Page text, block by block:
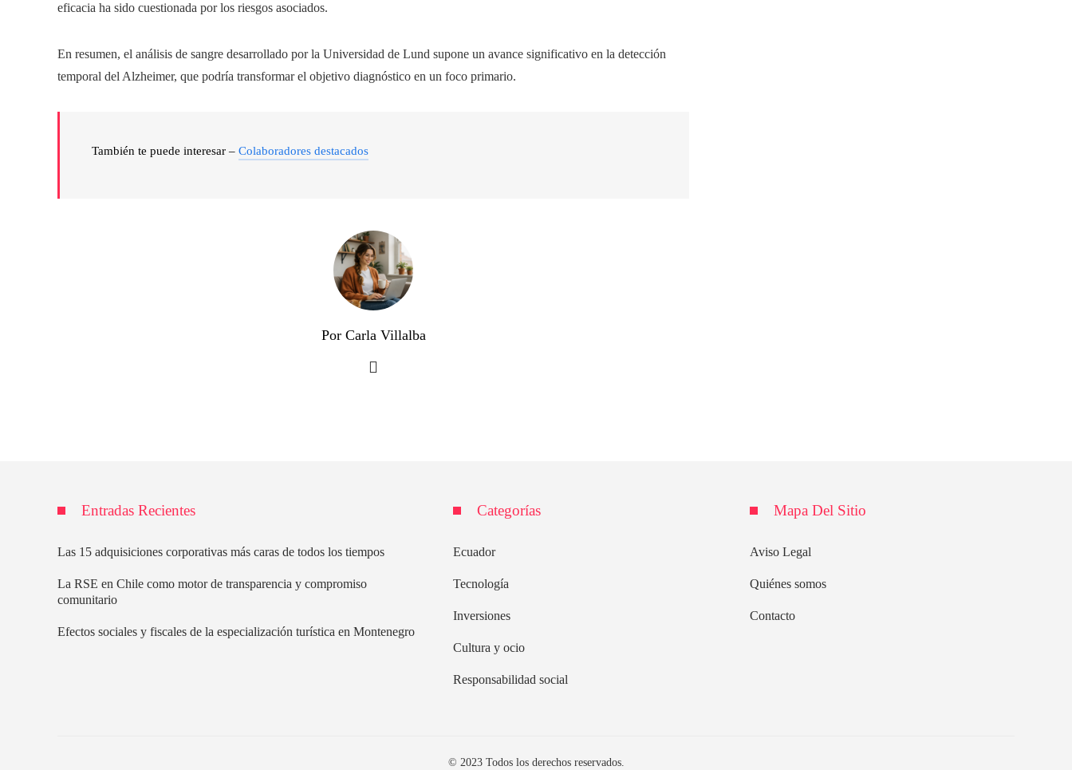
eficacia ha sido cuestionada por los riesgos asociados.
En resumen, el análisis de sangre desarrollado por la Universidad de Lund supone un avance significativo en la detección
temporal del Alzheimer, que podría transformar el objetivo diagnóstico en un foco primario.
También te puede interesar – Colaboradores destacados
Por Carla Villalba
Entradas Recientes
Las 15 adquisiciones corporativas más caras de todos los tiempos
La RSE en Chile como motor de transparencia y compromiso
comunitario
Efectos sociales y fiscales de la especialización turística en Montenegro
Categorías
Ecuador
Tecnología
Inversiones
Cultura y ocio
Responsabilidad social
Mapa Del Sitio
Aviso Legal
Quiénes somos
Contacto
© 2023 Todos los derechos reservados.